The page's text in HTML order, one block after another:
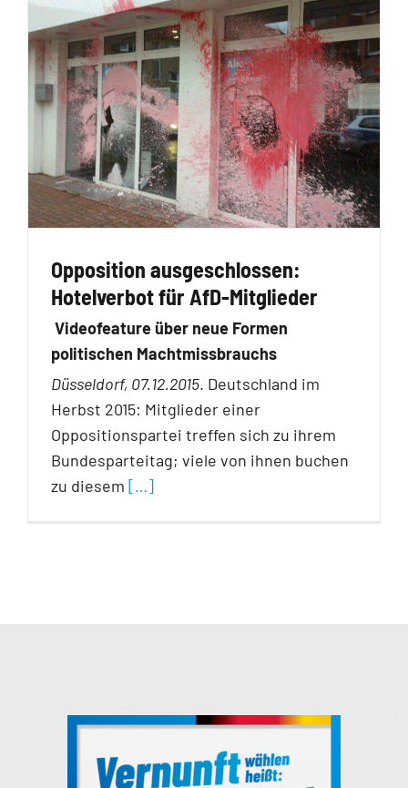
Opposition ausgeschlossen:
Hotelverbot für AfD-Mitglieder
Videofeature über neue Formen
politischen Machtmissbrauchs
Düsseldorf, 07.12.2015. Deutschland im
Herbst 2015: Mitglieder einer
Oppositionspartei treffen sich zu ihrem
Bundesparteitag; viele von ihnen buchen
zu diesem […]